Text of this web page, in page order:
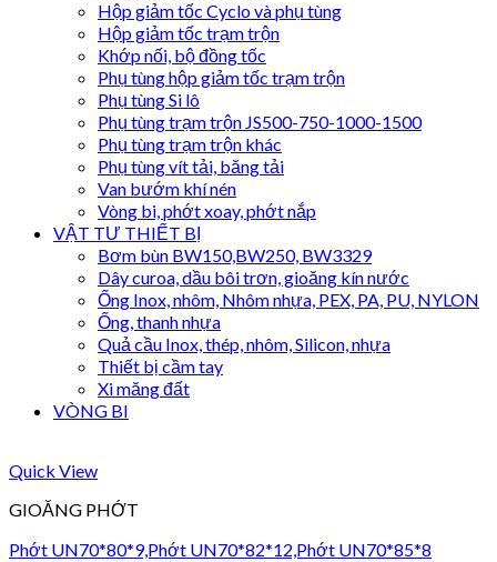
Hộp giảm tốc Cyclo và phụ tùng
Hộp giảm tốc trạm trộn
Khớp nối, bộ đồng tốc
Phụ tùng hộp giảm tốc trạm trộn
Phụ tùng Si lô
Phụ tùng trạm trộn JS500-750-1000-1500
Phụ tùng trạm trộn khác
Phụ tùng vít tải, băng tải
Van bướm khí nén
Vòng bi, phớt xoay, phớt nắp
VẬT TƯ THIẾT BỊ
Bơm bùn BW150,BW250, BW3329
Dây curoa, dầu bôi trơn, gioăng kín nước
Ống Inox, nhôm, Nhôm nhựa, PEX, PA, PU, NYLON
Ống, thanh nhựa
Quả cầu Inox, thép, nhôm, Silicon, nhựa
Thiết bị cầm tay
Xi măng đất
VÒNG BI
Quick View
GIOĂNG PHỚT
Phớt UN70*80*9,Phớt UN70*82*12,Phớt UN70*85*8